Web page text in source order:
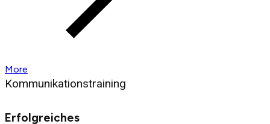
More
Kommunikationstraining
Erfolgreiches